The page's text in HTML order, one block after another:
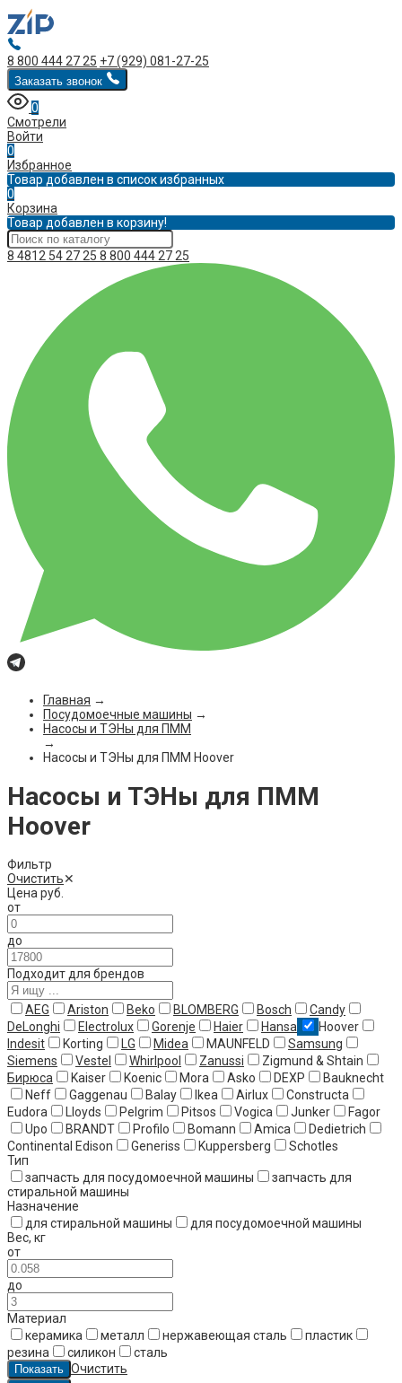
8 800 444 27 25 +7 (929) 081-27-25
Заказать звонок
0
Смотрели
Войти
0
Избранное
Товар добавлен в список избранных
0
Корзина
Товар добавлен в корзину!
8 4812 54 27 25 8 800 444 27 25
Главная →
Посудомоечные машины →
Насосы и ТЭНы для ПММ
→
Насосы и ТЭНы для ПММ Hoover
Насосы и ТЭНы для ПММ
Hoover
Фильтр
Очистить✕
Ценаруб.
от
до
Подходит для брендов
AEG Ariston Beko BLOMBERG Bosch
Candy
DeLonghi
Electrolux Gorenje Haier Hansa
Hoover
Indesit
Korting LG Midea MAUNFELD
Samsung
Siemens
Vestel Whirlpool Zanussi
Zigmund & Shtain
Бирюса
Kaiser Koenic Mora Asko DEXP
Bauknecht
Neff
Gaggenau Balay Ikea Airlux
Constructa
Eudora
Lloyds Pelgrim Pitsos Vogica Junker
Fagor
Upo
BRANDT Profilo Bomann Amica
Dedietrich
Continental Edison
Generiss Kuppersberg
Schotles
Тип
запчасть для посудомоечной машины
запчасть для
стиральной машины
Назначение
для стиральной машины
для посудомоечной машины
Вес, кг
от
до
Материал
керамика
металл нержавеющая сталь
пластик
резина
силикон
сталь
Очистить